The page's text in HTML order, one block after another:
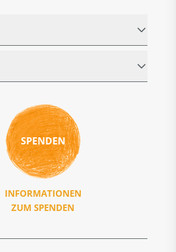
SPENDEN
INFORMATIONEN
ZUM SPENDEN